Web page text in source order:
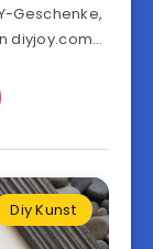
Geschenke,
diyjoy.com…
Diy Kunst